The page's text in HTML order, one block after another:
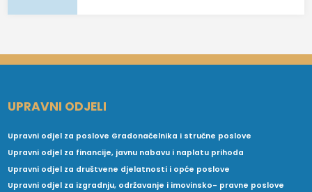
UPRAVNI ODJELI
Upravni odjel za poslove Gradonačelnika i stručne poslove
Upravni odjel za financije, javnu nabavu i naplatu prihoda
Upravni odjel za društvene djelatnosti i opće poslove
Upravni odjel za izgradnju, održavanje i imovinsko- pravne poslove